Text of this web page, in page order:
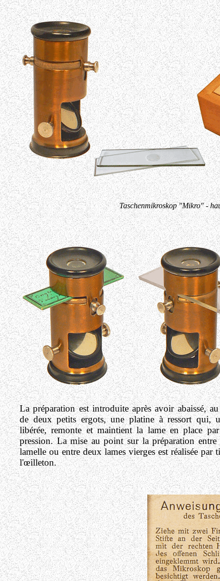
Taschenmikroskop "Mikro" -
La préparation est introduite après avoir abaissé,
de deux petits ergots, une platine à ressort qui,
libérée, remonte et maintient la lame en place
pression.La mise au point sur la préparation entre
lamelle ou entre deux lames vierges est réalisée par
l'œilleton.